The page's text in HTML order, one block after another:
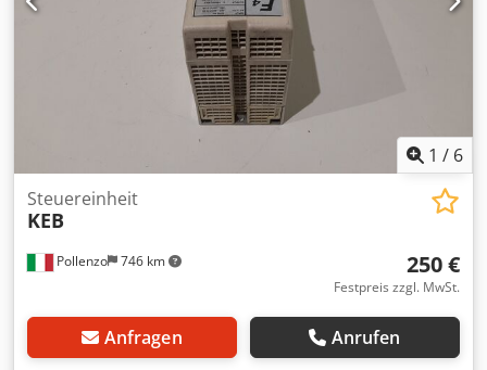
1 / 6
Pollenzo 746 km
Steuereinheit
KEB
250 €
Festpreis zzgl. MwSt.
Anfragen Anrufen